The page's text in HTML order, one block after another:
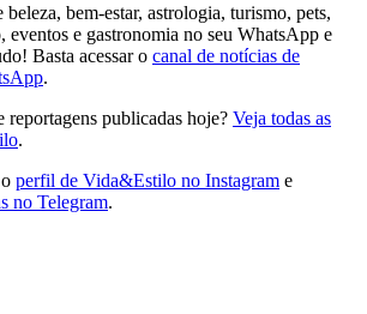
beleza, bem-estar, astrologia, turismo, pets,
eventos e gastronomia no seu WhatsApp e
Basta acessar o canal de notícias de
.
reportagens publicadas hoje? Veja todas as
.
perfil de Vida&Estilo no Instagram e
no Telegram.